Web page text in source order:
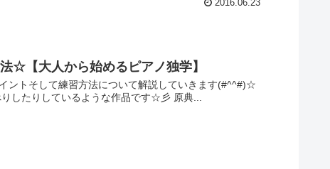
2016.06.23
☆【大人から始めるピアノ独学】
ントそして練習方法について解説していきます(#^^#)☆
したりしているような作品です☆彡 原典...